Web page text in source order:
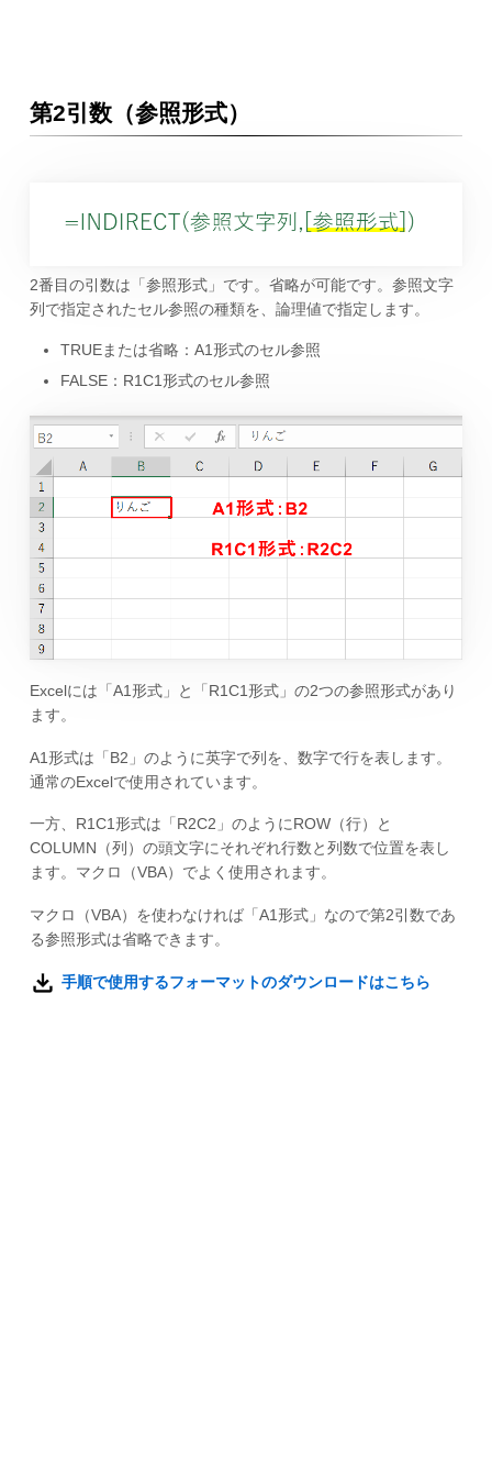
第2引数（参照形式）
2番目の引数は「参照形式」です。省略が可能です。参照文字
列で指定されたセル参照の種類を、論理値で指定します。
TRUEまたは省略：A1形式のセル参照
FALSE：R1C1形式のセル参照
Excelには「A1形式」と「R1C1形式」の2つの参照形式があり
ます。
A1形式は「B2」のように英字で列を、数字で行を表します。
通常のExcelで使用されています。
一方、R1C1形式は「R2C2」のようにROW（行）と
COLUMN（列）の頭文字にそれぞれ行数と列数で位置を表し
ます。マクロ（VBA）でよく使用されます。
マクロ（VBA）を使わなければ「A1形式」なので第2引数であ
る参照形式は省略できます。
手順で使用するフォーマットのダウンロードはこちら